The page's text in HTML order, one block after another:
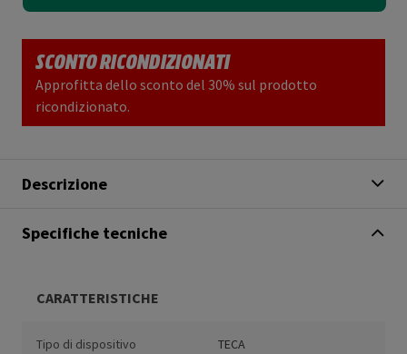
SCONTO RICONDIZIONATI
Approfitta dello sconto del 30% sul prodotto
ricondizionato.
Descrizione
Specifiche tecniche
CARATTERISTICHE
Tipo di dispositivo TECA